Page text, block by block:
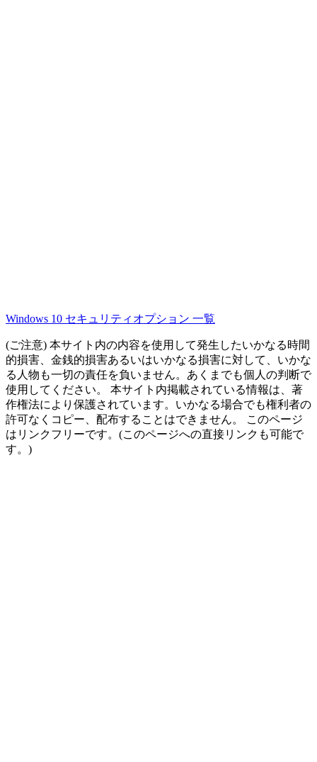
Windows 10 セキュリティオプション 一覧
(ご注意) 本サイト内の内容を使用して発生したいかなる時間
的損害、金銭的損害あるいはいかなる損害に対して、いかな
る人物も一切の責任を負いません。あくまでも個人の判断で
使用してください。 本サイト内掲載されている情報は、著
作権法により保護されています。いかなる場合でも権利者の
許可なくコピー、配布することはできません。 このページ
はリンクフリーです。(このページへの直接リンクも可能で
す。)